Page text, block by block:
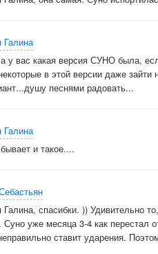
Галина
у вас какая версия СУНО была,
в этой версии даже
песнями радовать...
Галина
и такое....
спасибки. )) Удивительно
Суно уже месяца 3-4 как перестал
ставит ударения.